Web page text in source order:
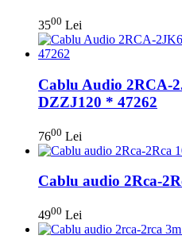
3500 Lei
Cablu Audio 2RCA-
DZZJ120 * 47262
7600 Lei
Cablu audio 2Rca-
4900 Lei